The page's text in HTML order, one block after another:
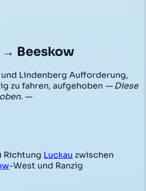
Beeskow
Lindenberg Aufforderung,
zu fahren, aufgehoben — Diese
—
Richtung Luckau zwischen
-West und Ranzig